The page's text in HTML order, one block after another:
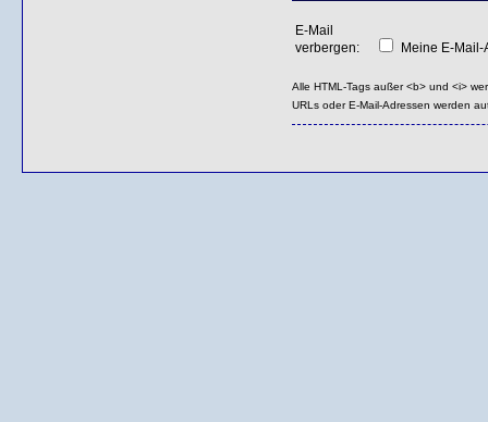
E-Mail
verbergen:
Meine E-
Alle HTML-Tags außer <b> und <i>
URLs oder E-Mail-Adressen werden